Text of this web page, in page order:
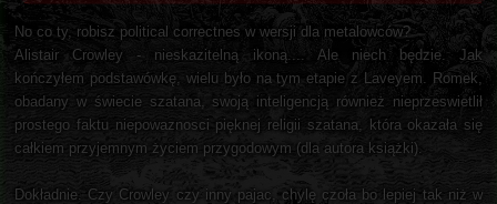
No co ty, robisz political correctnes w wersji dla metalowców?
Alistair Crowley - nieskazitelną ikoną.... Ale niech będzie. Jak
kończyłem podstawówkę, wielu było na tym etapie z Laveyem. Romek,
obadany w świecie szatana, swoją inteligencją również nieprzeswietlił
prostego faktu niepowaznosci pięknej religii szatana, która okazała się
całkiem przyjemnym życiem przygodowym (dla autora książki).
Dokładnie. Czy Crowley czy inny pajac, chylę czoła bo lepiej tak niż w